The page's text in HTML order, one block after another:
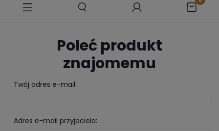
Poleć produkt
znajomemu
Twój adres e-mail:
Adres e-mail przyjaciela: